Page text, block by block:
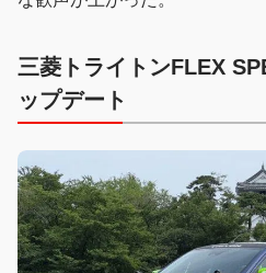
三菱トライトンFLEX
ップデート